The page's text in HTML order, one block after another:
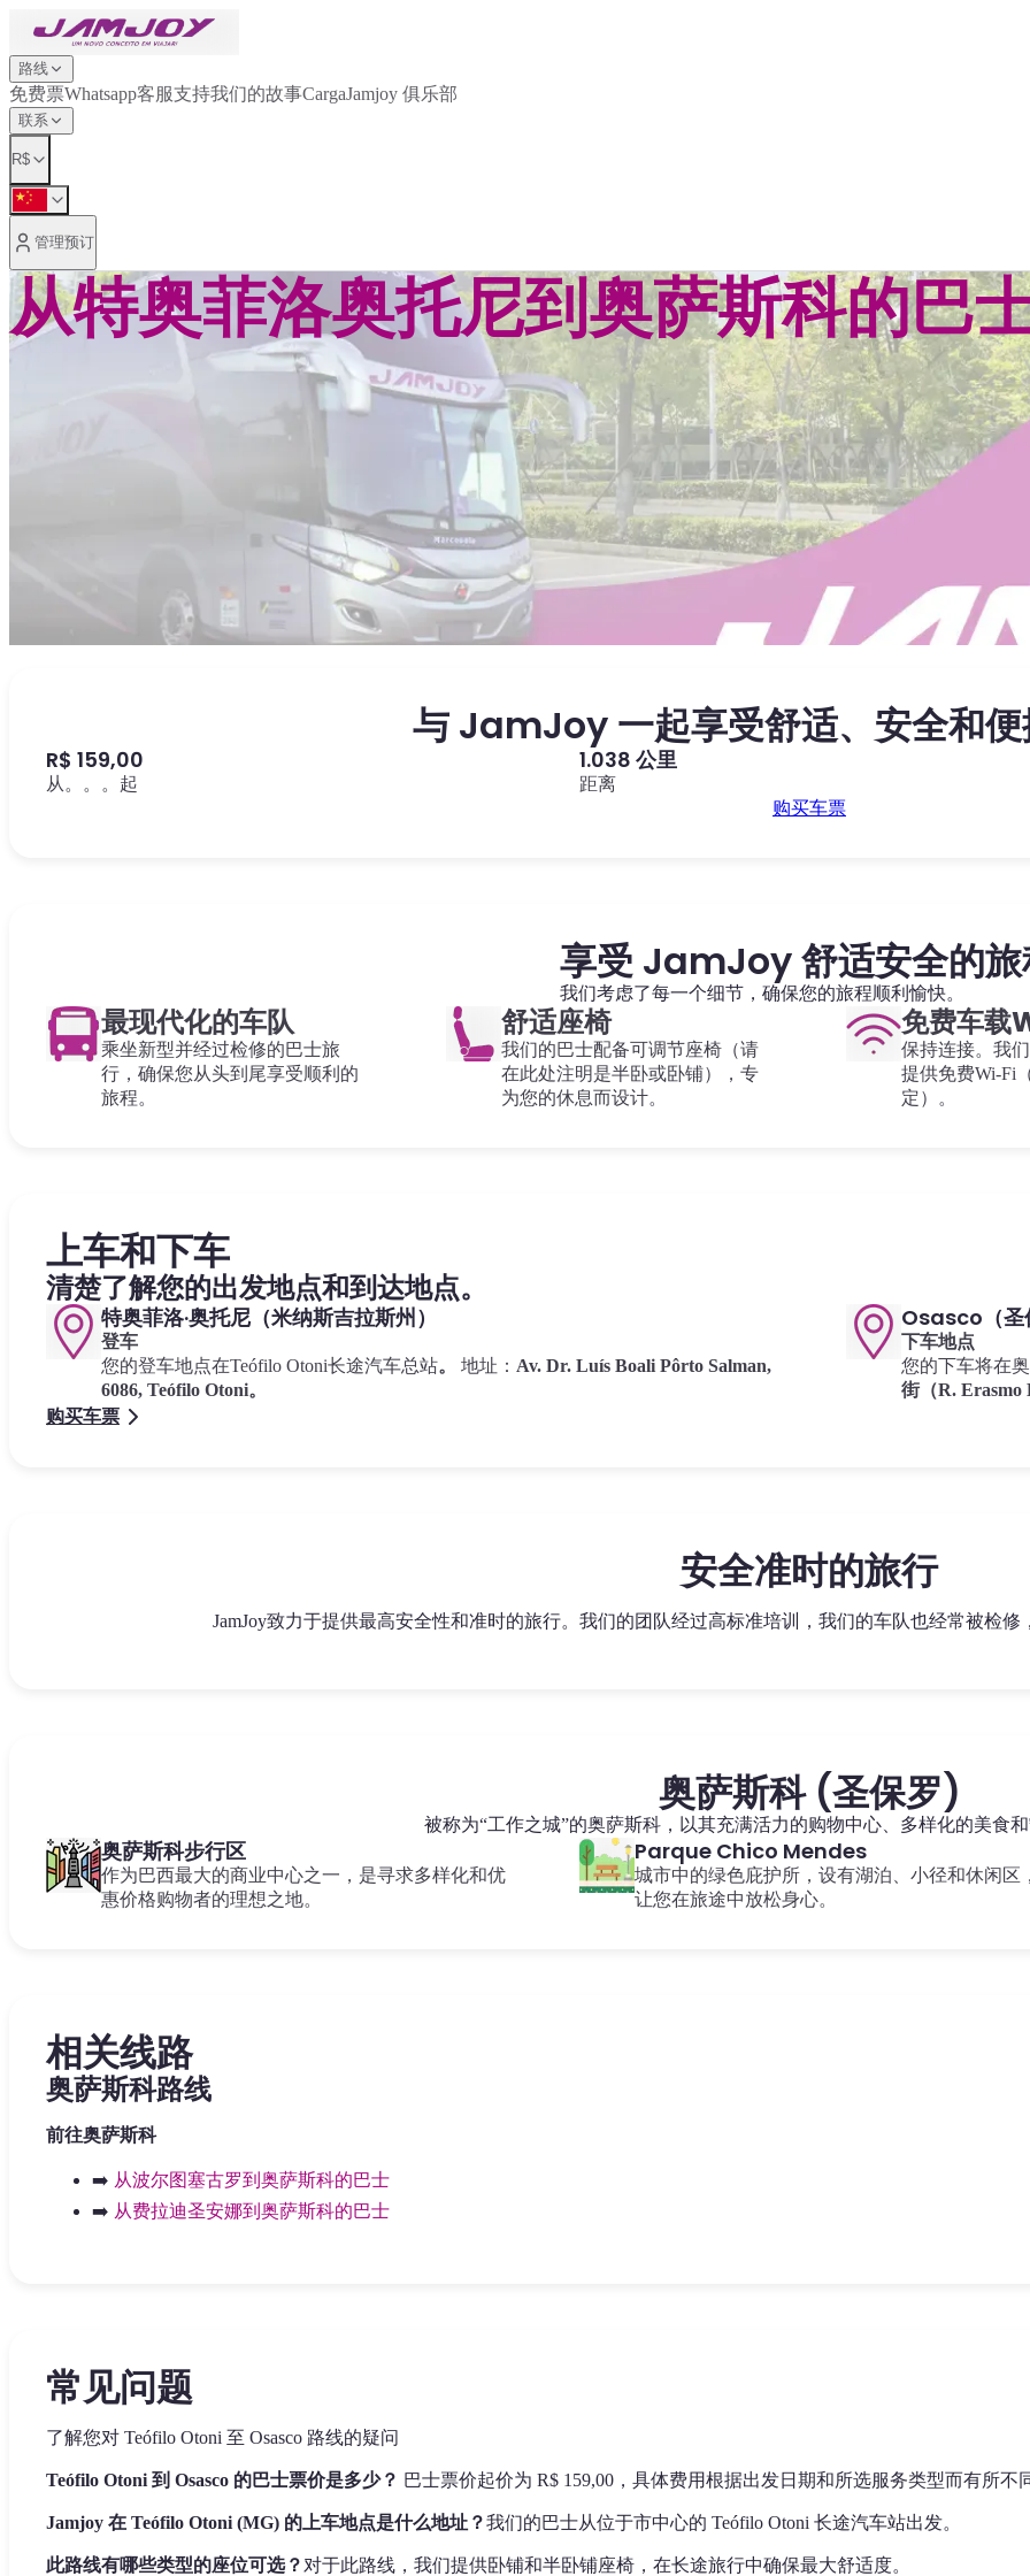
路线
免费票Whatsapp客服支持我们的故事CargaJamjoy 俱乐部
联系
R$
管理预订
从特奥菲洛奥托尼到奥萨斯科的巴
与 JamJoy 一起享受舒适、安全和
R$ 159,00
从。。。起
1.038 公里
距离
购买车票
享受 JamJoy 舒适安全的
我们考虑了每一个细节，确保您的旅程顺利愉快。
最现代化的车队
乘坐新型并经过检修的巴士旅
行，确保您从头到尾享受顺利的
旅程。
舒适座椅
我们的巴士配备可调节座椅（请
在此处注明是半卧或卧铺），专
为您的休息而设计。
免费车载
保持连接。我
提供免费Wi-Fi
定）。
上车和下车
清楚了解您的出发地点和到达地点。
特奥菲洛·奥托尼（米纳斯吉拉斯州）
登车
您的登车地点在Teófilo Otoni长途汽车总站。 地址： Av. Dr. Luís Boali Pôrto Salman,
6086, Teófilo Otoni。
Osasco（圣
下车地点
您的下车将在
街（R. Erasmo
购买车票
安全准时的旅行
JamJoy致力于提供最高安全性和准时的旅行。我们的团队经过高标准培训，我们的车队也经常被检
奥萨斯科 (圣保罗)
被称为“工作之城”的奥萨斯科，以其充满活力的购物中心、多样化的美食
奥萨斯科步行区
作为巴西最大的商业中心之一，是寻求多样化和优
惠价格购物者的理想之地。
Parque Chico Mendes
城市中的绿色庇护所，设有湖泊、小径和休闲区
让您在旅途中放松身心。
相关线路
奥萨斯科路线
前往奥萨斯科
➡️ 从波尔图塞古罗到奥萨斯科的巴士
➡️ 从费拉迪圣安娜到奥萨斯科的巴士
常见问题
了解您对 Teófilo Otoni 至 Osasco 路线的疑问
Teófilo Otoni 到 Osasco 的巴士票价是多少？ 巴士票价起价为 R$ 159,00，具体费用根据出发日期和所选服务类型而有所不
Jamjoy 在 Teófilo Otoni (MG) 的上车地点是什么地址？我们的巴士从位于市中心的 Teófilo Otoni 长途汽车站出发。
此路线有哪些类型的座位可选？ 对于此路线，我们提供卧铺和半卧铺座椅，在长途旅行中确保最大舒适度。